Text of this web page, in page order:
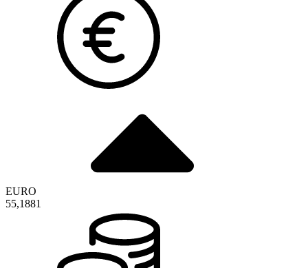
EURO
55,1881